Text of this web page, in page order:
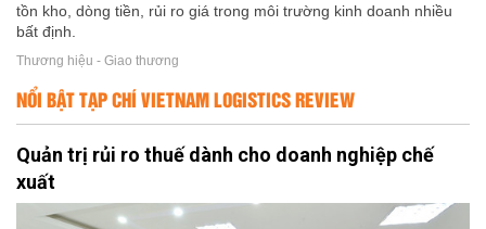
tồn kho, dòng tiền, rủi ro giá trong môi trường kinh doanh nhiều
bất định.
Thương hiệu - Giao thương
NỔI BẬT TẠP CHÍ VIETNAM LOGISTICS REVIEW
Quản trị rủi ro thuế dành cho doanh nghiệp chế
xuất